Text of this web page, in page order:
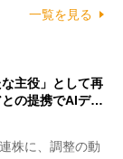
一覧を見る
主役」として再
の提携でAIデ…
株に、調整の動